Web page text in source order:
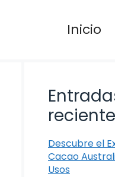
Inicio
Descubre el
Cacao
Usos